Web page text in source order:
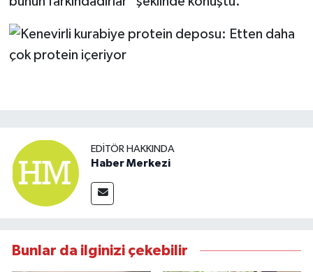
EDITÖR HAKKINDA
Haber Merkezi
Bunlar da ilginizi çekebilir